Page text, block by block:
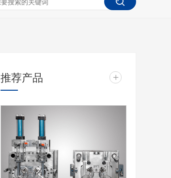
推荐产品 +